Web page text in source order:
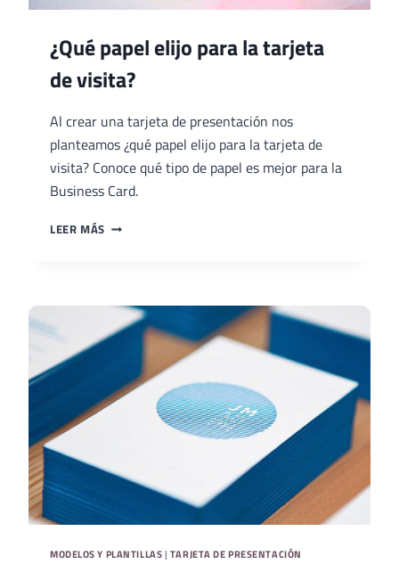
¿Qué papel elijo para la tarjeta
de visita?
Al crear una tarjeta de presentación nos
planteamos ¿qué papel elijo para la tarjeta de
visita? Conoce qué tipo de papel es mejor para la
Business Card.
LEER MÁS ¿QUÉ
TARJETA
DE
MODELOS Y PLANTILLAS| TARJETA DE PRESENTACIÓN